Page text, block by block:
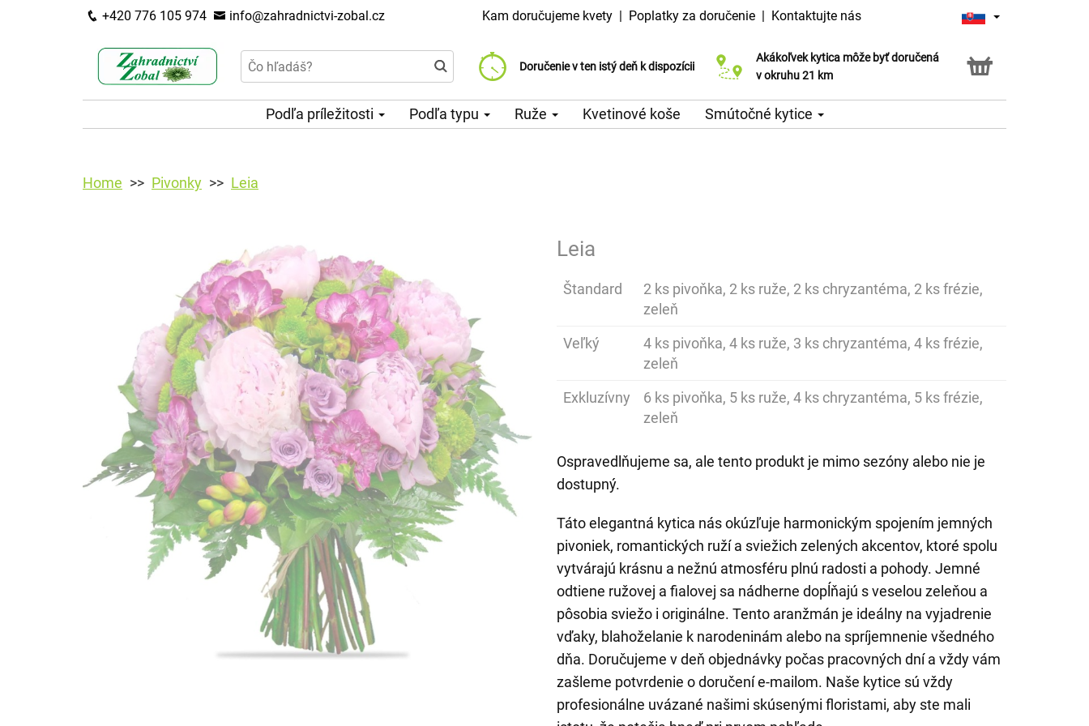
+420 776 105 974 info@zahradnictvi-zobal.cz Kam doručujeme kvety | Poplatky za doručenie | Kontaktujte nás
Doručenie v ten istý deň k dispozícii
Poplatok za doručenie od 99 CZK
Vyberte si dátum doručenia
Akákoľvek kytica môže byť doručená
v okruhu 21 km
Služba Click & Collect
Podľa príležitosti Podľa typu Ruže Kvetinové koše Smútočné kytice
Home Pivonky Leia
Leia
Štandard
2 ks pivoňka, 2 ks ruže, 2 ks chryzantéma, 2 ks frézie,
zeleň
Veľký
4 ks pivoňka, 4 ks ruže, 3 ks chryzantéma, 4 ks frézie,
zeleň
Exkluzívny
6 ks pivoňka, 5 ks ruže, 4 ks chryzantéma, 5 ks frézie,
zeleň
Ospravedlňujeme sa, ale tento produkt je mimo sezóny alebo nie je
dostupný.
Táto elegantná kytica nás okúzľuje harmonickým spojením jemných
pivoniek, romantických ruží a sviežich zelených akcentov, ktoré spolu
vytvárajú krásnu a nežnú atmosféru plnú radosti a pohody. Jemné
odtiene ružovej a fialovej sa nádherne dopĺňajú s veselou zeleňou a
pôsobia sviežo i originálne. Tento aranžmán je ideálny na vyjadrenie
vďaky, blahoželanie k narodeninám alebo na spríjemnenie všedného
dňa. Doručujeme v deň objednávky počas pracovných dní a vždy vám
zašleme potvrdenie o doručení e-mailom. Naše kytice sú vždy
profesionálne uvázané našimi skúsenými floristami, aby ste mali